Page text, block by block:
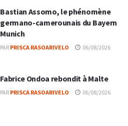
Bastian Assomo, le phénomène
germano-camerounais du Bayern
Munich
PAR PRISCA RASOARIVELO 06/08/2026
Fabrice Ondoa rebondit à Malte
PAR PRISCA RASOARIVELO 06/08/2026